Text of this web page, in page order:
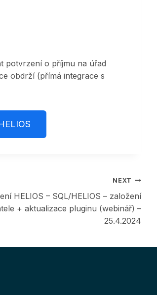
potvrzení o příjmu na úřad
obdrží (přímá integrace s
NEXT
HELIOS – SQL/HELIOS – založení
+ aktualizace pluginu (webinář) –
25.4.2024